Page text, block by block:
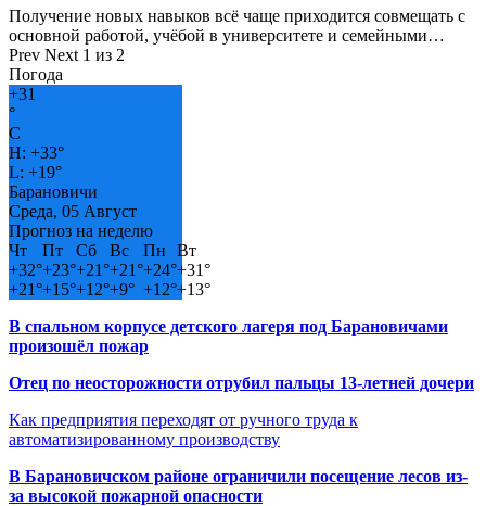
Получение новых навыков всё чаще приходится совмещать с
основной работой, учёбой в университете и семейными…
Prev Next 1 из 2
Погода
+31
°
C
H: +33°
L: +19°
Барановичи
Среда, 05 Август
Прогноз на неделю
Чт
Пт Сб Вс Пн
Вт
+32°+23°+21°+21°+24°+31°
+21°+15°+12°+9° +12°+13°
В спальном корпусе детского лагеря под Барановичами
произошёл пожар
Отец по неосторожности отрубил пальцы 13-летней дочери
Как предприятия переходят от ручного труда к
автоматизированному производству
В Барановичском районе ограничили посещение лесов из-
за высокой пожарной опасности